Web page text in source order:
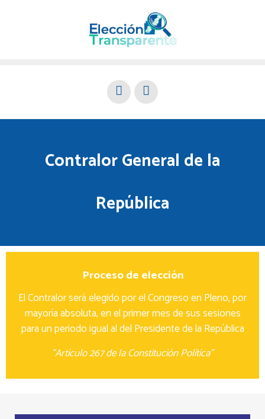
Contralor General de la
República
Proceso de elección
El Contralor será elegido por el Congreso en Pleno, por
mayoría absoluta, en el primer mes de sus sesiones
para un periodo igual al del Presidente de la República
"Artículo 267 de la Constitución Política"